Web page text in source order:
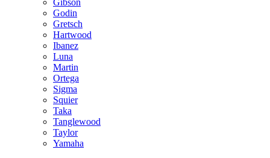
Gibson
Godin
Gretsch
Hartwood
Ibanez
Luna
Martin
Ortega
Sigma
Squier
Taka
Tanglewood
Taylor
Yamaha